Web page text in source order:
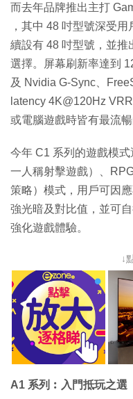
而去年品牌推出主打
，其中 48 吋型號深受
續設有 48 吋型號，並推
選擇。屏幕刷新率達到
及 Nvidia G-Sync、
latency 4K@120Hz
或電腦遊戲時皆有最流暢
今年 C1 系列的遊戲模
一人稱射擊遊戲）、
策略）模式，用戶可因
強光暗及對比值，並可
強化遊戲體驗。
↓
A1 系列︰入門抵玩之選